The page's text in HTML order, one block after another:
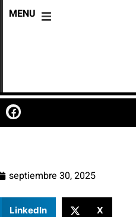
MENU
septiembre 30, 2025
LinkedIn X